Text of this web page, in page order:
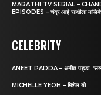
MARATHI TV SERIAL –
EPISODES – चंद्र आहे साक्षीला
CELEBRITY
ANEET PADDA – अनीत पड्डा:
MICHELLE YEOH – मिशेल यो